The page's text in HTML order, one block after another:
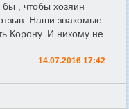
бы , чтобы хозяин
Наши знакомые
Корону. И никому не
14.07.2016 17:42